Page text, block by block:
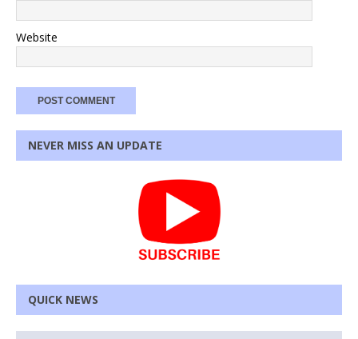
Website
NEVER MISS AN UPDATE
QUICK NEWS